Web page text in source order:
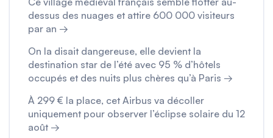
dessus des nuages et attire 600 000 visiteurs
par an →
On la disait dangereuse, elle devient la
destination star de l’été avec 95 % d’hôtels
occupés et des nuits plus chères qu’à Paris →
À 299 € la place, cet Airbus va décoller
uniquement pour observer l’éclipse solaire du 12
août →